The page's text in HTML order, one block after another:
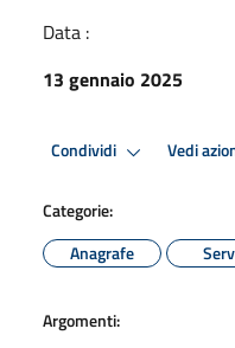
Data :
13 gennaio 2025
Condividi Vedi
Categorie:
Anagrafe
Argomenti: